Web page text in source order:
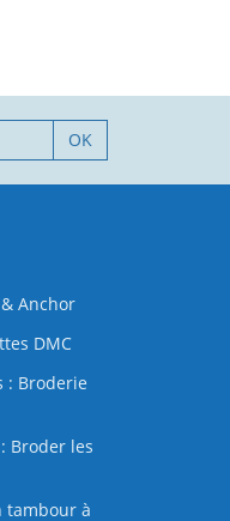
OK
Anchor
DMC
: Broderie
Broder les
tambour à